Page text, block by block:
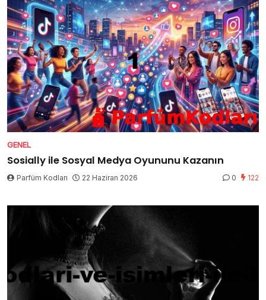
GENEL
Sosially ile Sosyal Medya Oyununu Kazanın
Parfüm Kodları 22 Haziran 2026 0 122